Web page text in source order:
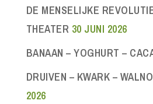
DE MENSELIJKE
THEATER 30 JUNI 2026
BANAAN – YOGHURT –
DRUIVEN – KWARK –
2026